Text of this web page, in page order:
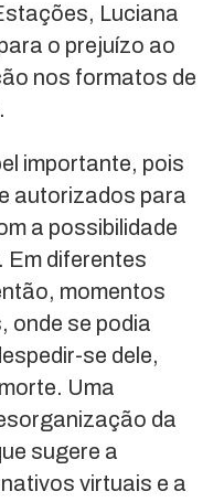
Luciana
o prejuízo ao
nos formatos de
importante, pois
autorizados para
a possibilidade
Em diferentes
momentos
onde se podia
se dele,
Uma
da
sugere a
virtuais e a